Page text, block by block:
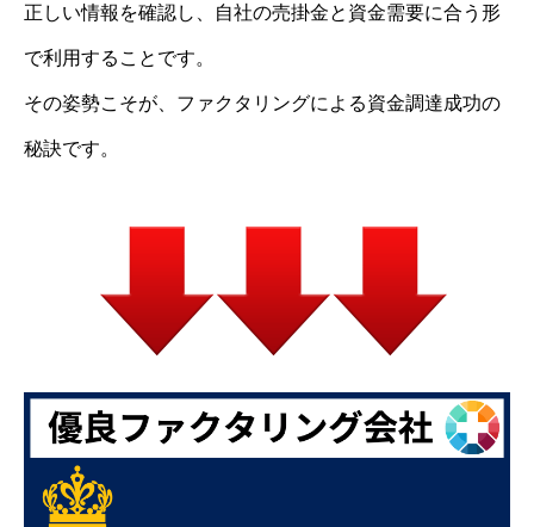
正しい情報を確認し、自社の売掛金と資金需要に合う形
で利用することです。
その姿勢こそが、ファクタリングによる資金調達成功の
秘訣です。